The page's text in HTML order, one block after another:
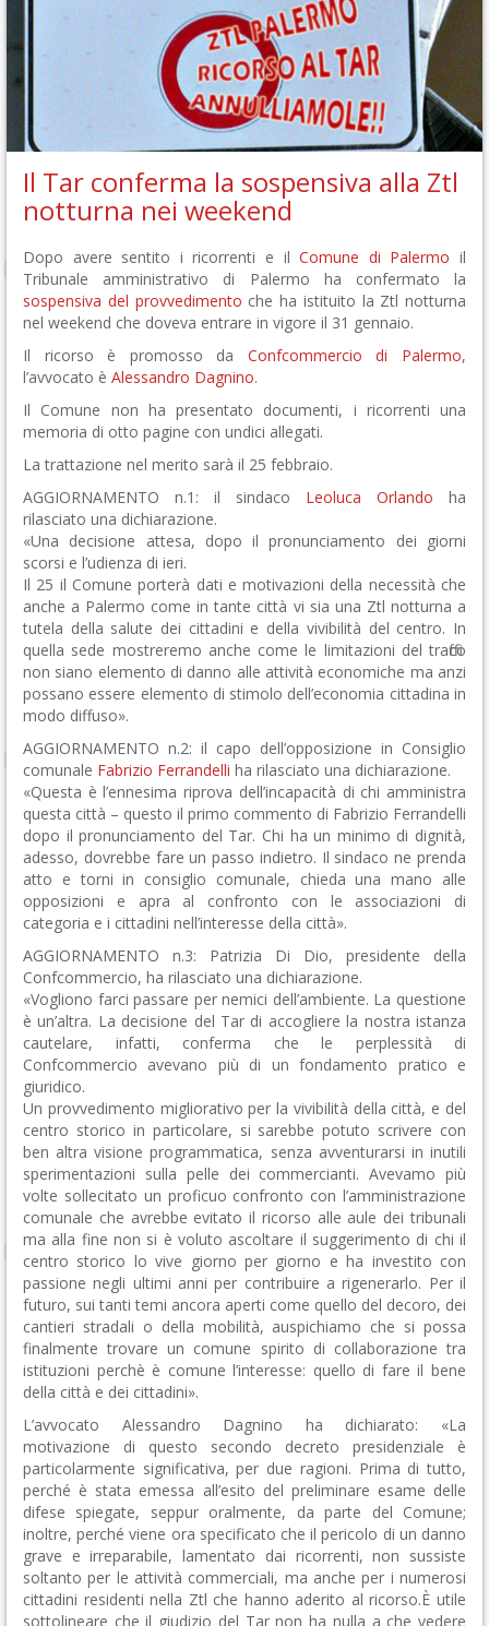
Il Tar conferma la sospensiva alla Ztl
notturna nei weekend
Dopo avere sentito i ricorrenti e ilComune di Palermo il
Tribunale amministrativo di Palermo ha confermato la
sospensiva del provvedimento che ha istituito la Ztl notturna
nel weekend che doveva entrare in vigore il 31 gennaio.
Il ricorso è promosso da Confcommercio di Palermo,
l’avvocato è Alessandro Dagnino.
Il Comune non ha presentato documenti, i ricorrenti una
memoria di otto pagine con undici allegati.
La trattazione nel merito sarà il 25 febbraio.
AGGIORNAMENTO n.1: il sindaco Leoluca Orlando ha
rilasciato una dichiarazione.
« Una decisione attesa, dopo il pronunciamento dei giorni
scorsi e l’udienza di ieri.
Il 25 il Comune porterà dati e motivazioni della necessità che
anche a Palermo come in tante città vi sia una Ztl notturna a
tutela della salute dei cittadini e della vivibilità del centro. In
quella sede mostreremo anche come le limitazioni del traffico
non siano elemento di danno alle attività economiche ma anzi
possano essere elemento di stimolo dell’economia cittadina in
modo diffuso».
AGGIORNAMENTO n.2: il capo dell’opposizione in Consiglio
comunale Fabrizio Ferrandelli ha rilasciato una dichiarazione.
«Questa è l’ennesima riprova dell’incapacità di chi amministra
questa città – questo il primo commento di Fabrizio Ferrandelli
dopo il pronunciamento del Tar. Chi ha un minimo di dignità,
adesso, dovrebbe fare un passo indietro. Il sindaco ne prenda
atto e torni in consiglio comunale, chieda una mano alle
opposizioni e apra al confronto con le associazioni di
categoria e i cittadini nell’interesse della città».
AGGIORNAMENTO n.3: Patrizia Di Dio, presidente della
Confcommercio, ha rilasciato una dichiarazione.
«Vogliono farci passare per nemici dell’ambiente. La questione
è un’altra. La decisione del Tar di accogliere la nostra istanza
cautelare, infatti, conferma che le perplessità di
Confcommercio avevano più di un fondamento pratico e
giuridico.
Un provvedimento migliorativo per la vivibilità della città, e del
centro storico in particolare, si sarebbe potuto scrivere con
ben altra visione programmatica, senza avventurarsi in inutili
sperimentazioni sulla pelle dei commercianti. Avevamo più
volte sollecitato un proficuo confronto con l’amministrazione
comunale che avrebbe evitato il ricorso alle aule dei tribunali
ma alla fine non si è voluto ascoltare il suggerimento di chi il
centro storico lo vive giorno per giorno e ha investito con
passione negli ultimi anni per contribuire a rigenerarlo. Per il
futuro, sui tanti temi ancora aperti come quello del decoro, dei
cantieri stradali o della mobilità, auspichiamo che si possa
finalmente trovare un comune spirito di collaborazione tra
istituzioni perchè è comune l’interesse: quello di fare il bene
della città e dei cittadini».
L’avvocato Alessandro Dagnino ha dichiarato: «La
motivazione di questo secondo decreto presidenziale è
particolarmente significativa, per due ragioni. Prima di tutto,
perché è stata emessa all’esito del preliminare esame delle
difese spiegate, seppur oralmente, da parte del Comune;
inoltre, perché viene ora specificato che il pericolo di un danno
grave e irreparabile, lamentato dai ricorrenti, non sussiste
soltanto per le attività commerciali, ma anche per i numerosi
cittadini residenti nella Ztl che hanno aderito al ricorso.È utile
sottolineare che il giudizio del Tar non ha nulla a che vedere